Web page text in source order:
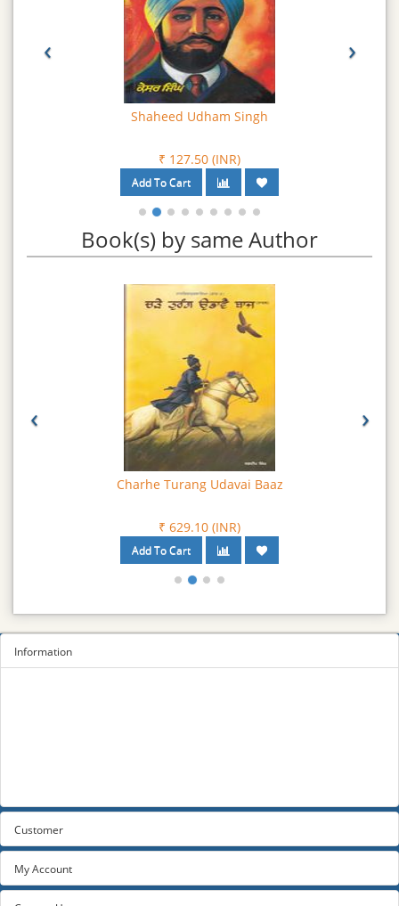
Shaheed Udham Singh
₹ 127.50 (INR)
‹ ›
Book(s) by same Author
Charhe Turang Udavai Baaz
₹ 629.10 (INR)
‹ ›
Information
Customer
My Account